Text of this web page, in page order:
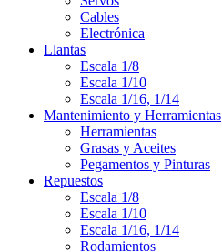
Cables
Electrónica
Llantas
Escala 1/8
Escala 1/10
Escala 1/16, 1/14
Mantenimiento y Herramientas
Herramientas
Grasas y Aceites
Pegamentos y Pinturas
Repuestos
Escala 1/8
Escala 1/10
Escala 1/16, 1/14
Rodamientos